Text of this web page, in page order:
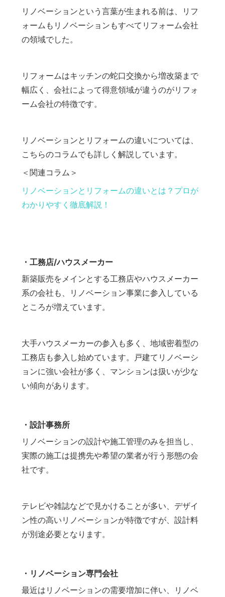
リノベーションという言葉が生まれる前は、リフ
ォームもリノベーションもすべてリフォーム会社
の領域でした。
リフォームはキッチンの蛇口交換から増改築まで
幅広く、会社によって得意領域が違うのがリフォ
ーム会社の特徴です。
リノベーションとリフォームの違いについては、
こちらのコラムでも詳しく解説しています。
＜関連コラム＞
リノベーションとリフォームの違いとは？プロが
わかりやすく徹底解説！
・工務店/ハウスメーカー
新築販売をメインとする工務店やハウスメーカー
系の会社も、リノベーション事業に参入している
ところが増えています。
大手ハウスメーカーの参入も多く、地域密着型の
工務店も参入し始めています。戸建てリノベーシ
ョンに強い会社が多く、マンションは扱いが少な
い傾向があります。
・設計事務所
リノベーションの設計や施工管理のみを担当し、
実際の施工は提携先や希望の業者が行う形態の会
社です。
テレビや雑誌などで見かけることが多い、デザイ
ン性の高いリノベーションが特徴ですが、設計料
が別途必要となります。
・リノベーション専門会社
最近はリノベーションの需要増加に伴い、リノベ